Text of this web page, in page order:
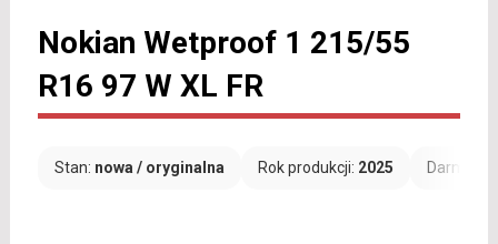
Nokian Wetproof 1 215/55
R16 97 W XL FR
Stan: nowa / oryginalna Rok produkcji: 2025